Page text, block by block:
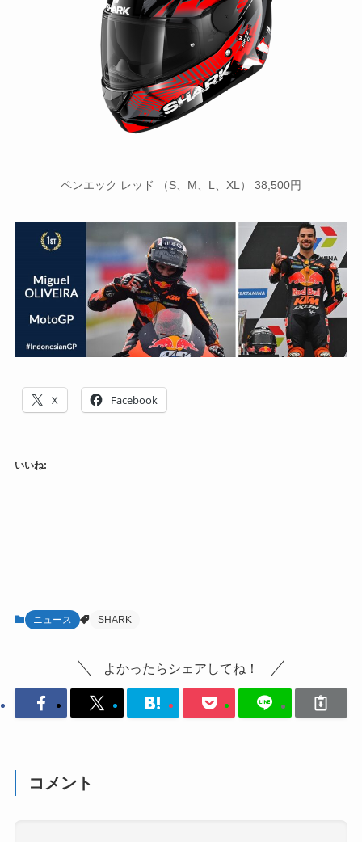
ペンエック レッド （S、M、L、XL） 38,500円
X Facebook
いいね:
ニュース SHARK
よかったらシェアしてね！
コメント